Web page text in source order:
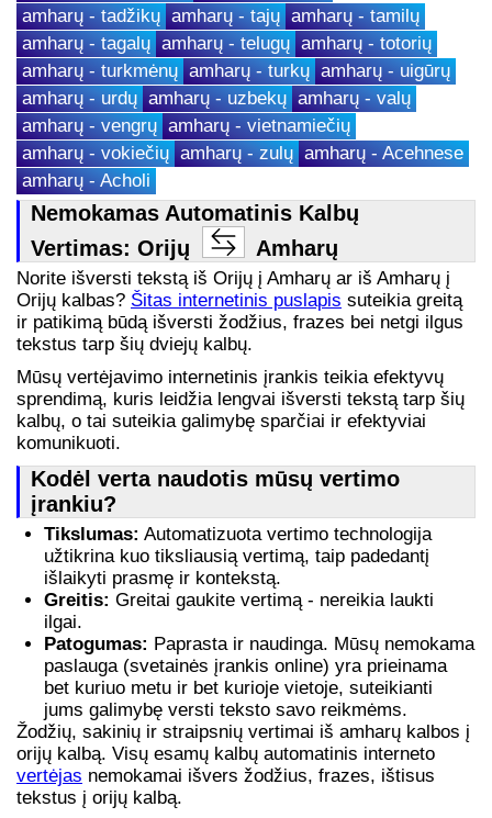
amharų - tadžikų amharų - tajų amharų - tamilų
amharų - tagalų amharų - telugų amharų - totorių
amharų - turkmėnų amharų - turkų amharų - uigūrų
amharų - urdų amharų - uzbekų amharų - valų
amharų - vengrų amharų - vietnamiečių
amharų - vokiečių amharų - zulų amharų - Acehnese
amharų - Acholi
Nemokamas Automatinis Kalbų
Vertimas: Orijų
Amharų
Norite išversti tekstą iš Orijų į Amharų ar iš Amharų į
Orijų kalbas? Šitas internetinis puslapis suteikia greitą
ir patikimą būdą išversti žodžius, frazes bei netgi ilgus
tekstus tarp šių dviejų kalbų.
Mūsų vertėjavimo internetinis įrankis teikia efektyvų
sprendimą, kuris leidžia lengvai išversti tekstą tarp šių
kalbų, o tai suteikia galimybę sparčiai ir efektyviai
komunikuoti.
Kodėl verta naudotis mūsų vertimo
įrankiu?
Tikslumas: Automatizuota vertimo technologija
užtikrina kuo tiksliausią vertimą, taip padedantį
išlaikyti prasmę ir kontekstą.
Greitis: Greitai gaukite vertimą - nereikia laukti
ilgai.
Patogumas: Paprasta ir naudinga. Mūsų nemokama
paslauga (svetainės įrankis online) yra prieinama
bet kuriuo metu ir bet kurioje vietoje, suteikianti
jums galimybę versti teksto savo reikmėms.
Žodžių, sakinių ir straipsnių vertimai iš amharų kalbos į
orijų kalbą. Visų esamų kalbų automatinis interneto
vertėjas nemokamai išvers žodžius, frazes, ištisus
tekstus į orijų kalbą.